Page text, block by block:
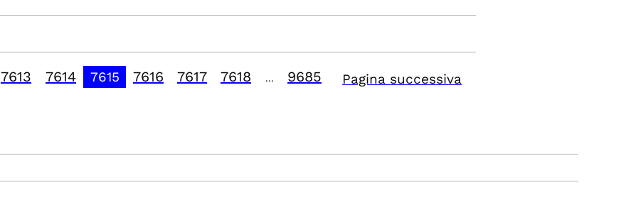
7613 7614 7615 7616 7617 7618 9685 Pagina successiva